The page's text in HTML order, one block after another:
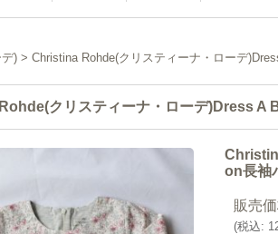
) > Christina Rohde(クリスティーナ・ローデ
クリスティーナ・ローデ)Dress A
on長袖
販売
(税込: